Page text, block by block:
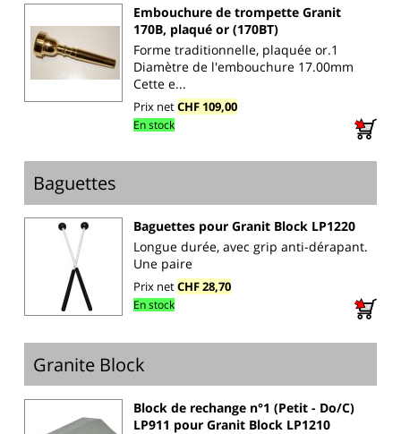
Embouchure de trompette Granit
170B, plaqué or (170BT)
Forme traditionnelle, plaquée or.1
Diamètre de l'embouchure 17.00mm
Cette e...
Prix netCHF 109,00
En stock
Baguettes
Baguettes pour Granit Block LP1220
Longue durée, avec grip anti-dérapant.
Une paire
Prix netCHF 28,70
En stock
Granite Block
Block de rechange n°1 (Petit - Do/C)
LP911 pour Granit Block LP1210